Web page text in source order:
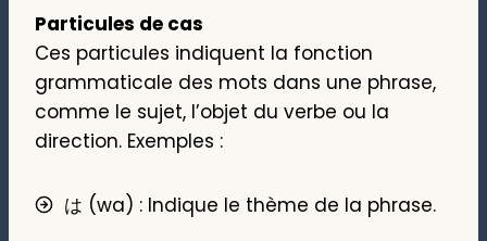
Particules de cas
Ces particules indiquent la fonction
grammaticale des mots dans une phrase,
comme le sujet, l’objet du verbe ou la
direction. Exemples :
は (wa) : Indique le thème de la phrase.